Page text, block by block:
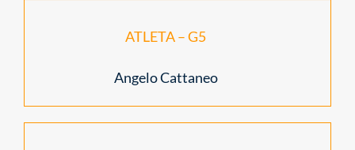
ATLETA – G5
Angelo Cattaneo